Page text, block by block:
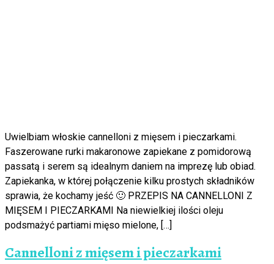
Uwielbiam włoskie cannelloni z mięsem i pieczarkami.
Faszerowane rurki makaronowe zapiekane z pomidorową
passatą i serem są idealnym daniem na imprezę lub obiad.
Zapiekanka, w której połączenie kilku prostych składników
sprawia, że kochamy jeść 🙂 PRZEPIS NA CANNELLONI Z
MIĘSEM I PIECZARKAMI Na niewielkiej ilości oleju
podsmażyć partiami mięso mielone, […]
Cannelloni z mięsem i pieczarkami